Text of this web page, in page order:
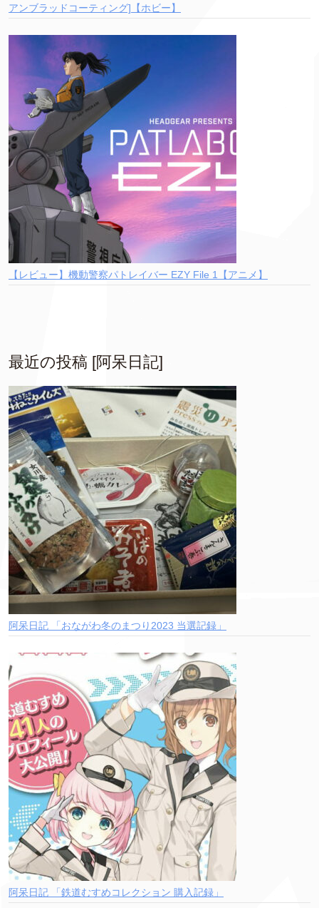
アンブラッドコーティング]【ホビー】
【レビュー】機動警察パトレイバー EZY File 1【アニメ】
最近の投稿 [阿呆日記]
阿呆日記 「おながわ冬のまつり2023 当選記録」
阿呆日記 「鉄道むすめコレクション 購入記録」